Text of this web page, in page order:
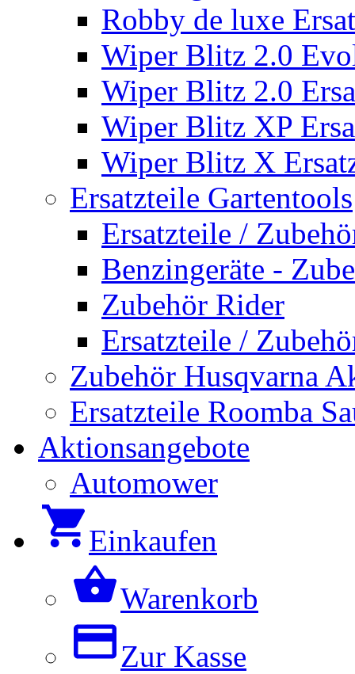
Robby de luxe
Wiper Blitz 2.0
Wiper Blitz 2.0
Wiper Blitz XP
Wiper Blitz X
Ersatzteile Gartentools
Ersatzteile /
Benzingeräte -
Zubehör Rider
Ersatzteile /
Zubehör Husqvarna
Ersatzteile Roomba
Aktionsangebote
Automower
Einkaufen
Warenkorb
Zur Kasse